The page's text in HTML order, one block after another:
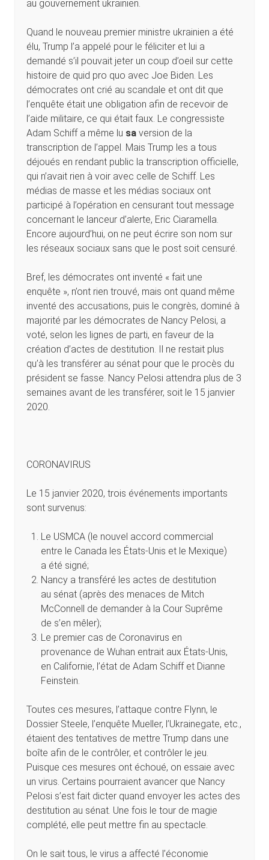
au gouvernement ukrainien.
Quand le nouveau premier ministre ukrainien a été
élu, Trump l’a appelé pour le féliciter et lui a
demandé s’il pouvait jeter un coup d’oeil sur cette
histoire de quid pro quo avec Joe Biden. Les
démocrates ont crié au scandale et ont dit que
l’enquête était une obligation afin de recevoir de
l’aide militaire, ce qui était faux. Le congressiste
Adam Schiff a même lu saversion de la
transcription de l’appel. Mais Trump les a tous
déjoués en rendant public la transcription officielle,
qui n’avait rien à voir avec celle de Schiff. Les
médias de masse et les médias sociaux ont
participé à l’opération en censurant tout message
concernant le lanceur d’alerte, Eric Ciaramella.
Encore aujourd’hui, on ne peut écrire son nom sur
les réseaux sociaux sans que le post soit censuré.
Bref, les démocrates ont inventé « fait une
enquête », n’ont rien trouvé, mais ont quand même
inventé des accusations, puis le congrès, dominé à
majorité par les démocrates de Nancy Pelosi, a
voté, selon les lignes de parti, en faveur de la
création d’actes de destitution. Il ne restait plus
qu’à les transférer au sénat pour que le procès du
président se fasse. Nancy Pelosi attendra plus de 3
semaines avant de les transférer, soit le 15 janvier
2020.
CORONAVIRUS
Le 15 janvier 2020, trois événements importants
sont survenus:
Le USMCA (le nouvel accord commercial
entre le Canada les États-Unis et le Mexique)
a été signé;
Nancy a transféré les actes de destitution
au sénat (après des menaces de Mitch
McConnell de demander à la Cour Suprême
de s’en mêler);
Le premier cas de Coronavirus en
provenance de Wuhan entrait aux États-Unis,
en Californie, l’état de Adam Schiff et Dianne
Feinstein.
Toutes ces mesures, l’attaque contre Flynn, le
Dossier Steele, l’enquête Mueller, l’Ukrainegate, etc.,
étaient des tentatives de mettre Trump dans une
boîte afin de le contrôler, et contrôler le jeu.
Puisque ces mesures ont échoué, on essaie avec
un virus. Certains pourraient avancer que Nancy
Pelosi s’est fait dicter quand envoyer les actes des
destitution au sénat. Une fois le tour de magie
complété, elle peut mettre fin au spectacle.
On le sait tous, le virus a affecté l’économie